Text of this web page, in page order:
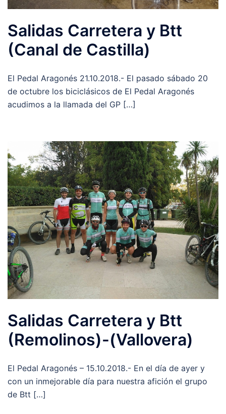
Salidas Carretera y Btt
(Canal de Castilla)
El Pedal Aragonés 21.10.2018.- El pasado sábado 20
de octubre los biciclásicos de El Pedal Aragonés
acudimos a la llamada del GP […]
Salidas Carretera y Btt
(Remolinos)-(Vallovera)
El Pedal Aragonés – 15.10.2018.- En el día de ayer y
con un inmejorable día para nuestra afición el grupo
de Btt […]